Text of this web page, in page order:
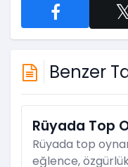
Benzer
Rüyada Top
Rüyada top
eğlence,